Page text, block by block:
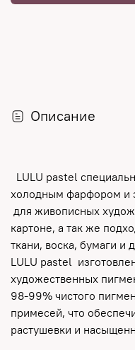
Описание
LULU pastel
холодным фарфором и
для живописных
картоне, а так же
ткани, воска, бумаги и
LULU pastel
художественных
98-99% чистого
примесей, что
растушевки и